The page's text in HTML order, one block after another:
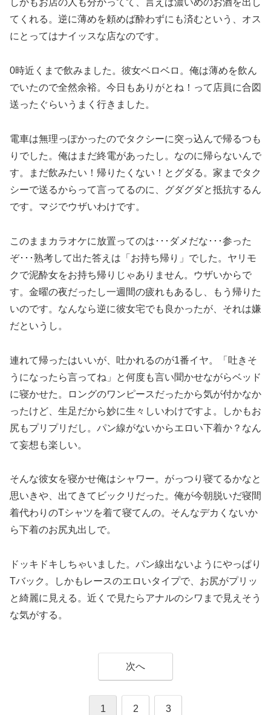
しかもお店の人も分かってて、言えば濃いめのお酒を出し
てくれる。逆に薄めを頼めば酔わずにも済むという、オス
にとってはナイッスな店なのです。
0時近くまで飲みました。彼女ベロベロ。俺は薄めを飲ん
でいたので全然余裕。今日もありがとね！って店員に合図
送ったぐらいうまく行きました。
電車は無理っぽかったのでタクシーに突っ込んで帰るつも
りでした。俺はまだ終電があったし。なのに帰らないんで
す。まだ飲みたい！帰りたくない！とグダる。家までタク
シーで送るからって言ってるのに、グダグダと抵抗するん
です。マジでウザいわけです。
このままカラオケに放置ってのは･･･ダメだな･･･参った
ぞ･･･熟考して出た答えは「お持ち帰り」でした。ヤリモ
クで泥酔女をお持ち帰りじゃありません。ウザいからで
す。金曜の夜だったし一週間の疲れもあるし、もう帰りた
いのです。なんなら逆に彼女宅でも良かったが、それは嫌
だというし。
連れて帰ったはいいが、吐かれるのが1番イヤ。「吐きそ
うになったら言ってね」と何度も言い聞かせながらベッド
に寝かせた。ロングのワンピースだったから気が付かなか
ったけど、生足だから妙に生々しいわけですよ。しかもお
尻もプリプリだし。パン線がないからエロい下着か？なん
て妄想も楽しい。
そんな彼女を寝かせ俺はシャワー。がっつり寝てるかなと
思いきや、出てきてビックリだった。俺が今朝脱いだ寝間
着代わりのTシャツを着て寝てんの。そんなデカくないか
ら下着のお尻丸出しで。
ドッキドキしちゃいました。パン線出ないようにやっぱり
Tバック。しかもレースのエロいタイプで、お尻がプリッ
と綺麗に見える。近くで見たらアナルのシワまで見えそう
な気がする。
次へ
1 2 3